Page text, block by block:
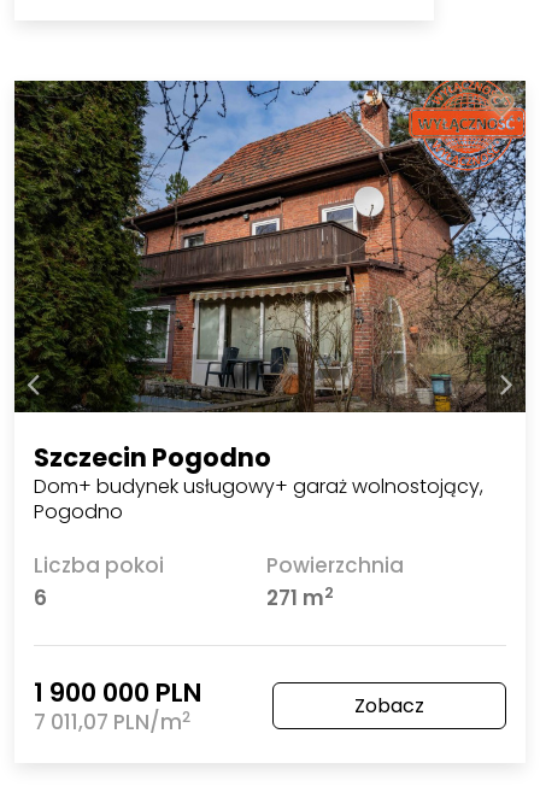
Szczecin Pogodno
Dom+ budynek usługowy+ garaż wolnostojący,
Pogodno
Liczba pokoi
6
Powierzchnia
271 m2
1 900 000 PLN
7 011,07 PLN/m2 Zobacz